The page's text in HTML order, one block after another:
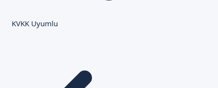
KVKK Uyumlu